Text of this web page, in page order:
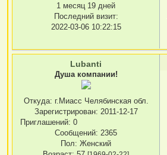
1 месяц 19 дней
Последний визит:
2022-03-06 10:22:15
Lubanti
Душа компании!
Откуда: г.Миасс Челябинская обл.
Зарегистрирован: 2011-12-17
Приглашений: 0
Сообщений: 2365
Пол: Женский